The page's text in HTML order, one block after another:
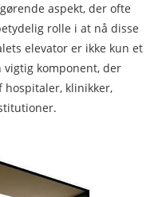
aspekt, der ofte
rolle i at nå disse
elevator er ikke kun et
komponent, der
klinikker,